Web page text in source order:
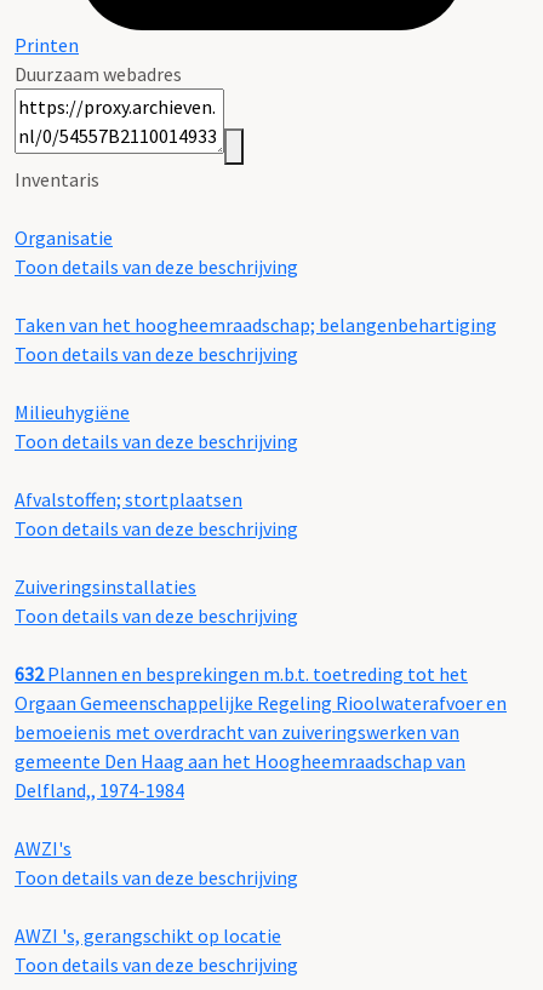
Printen
Duurzaam webadres
Inventaris
Organisatie
Toon details van deze beschrijving
Taken van het hoogheemraadschap; belangenbehartiging
Toon details van deze beschrijving
Milieuhygiëne
Toon details van deze beschrijving
Afvalstoffen; stortplaatsen
Toon details van deze beschrijving
Zuiveringsinstallaties
Toon details van deze beschrijving
632Plannen en besprekingen m.b.t. toetreding tot het
Orgaan Gemeenschappelijke Regeling Rioolwaterafvoer en
bemoeienis met overdracht van zuiveringswerken van
gemeente Den Haag aan het Hoogheemraadschap van
Delfland,, 1974-1984
AWZI's
Toon details van deze beschrijving
AWZI 's, gerangschikt op locatie
Toon details van deze beschrijving